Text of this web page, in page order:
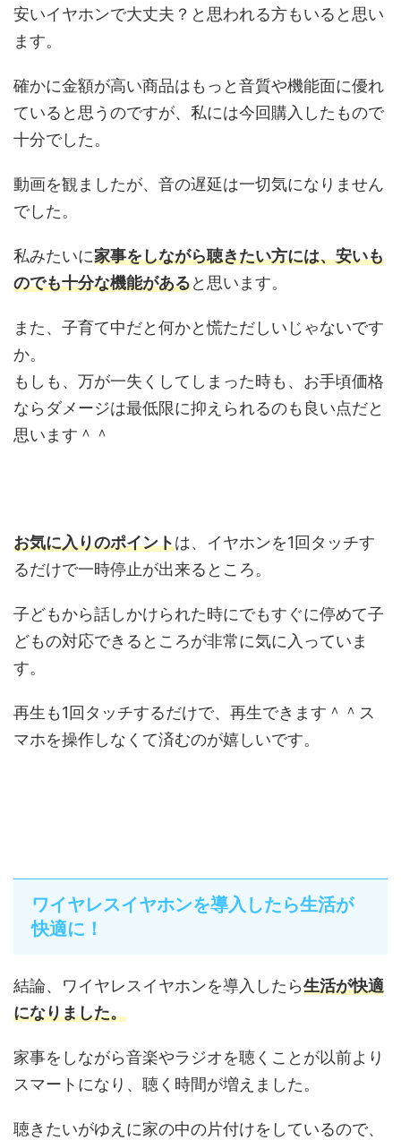
安いイヤホンで大丈夫？と思われる方もいると思い
ます。
確かに金額が高い商品はもっと音質や機能面に優れ
ていると思うのですが、私には今回購入したもので
十分でした。
動画を観ましたが、音の遅延は一切気になりません
でした。
私みたいに家事をしながら聴きたい方には、安いも
のでも十分な機能があると思います。
また、子育て中だと何かと慌ただしいじゃないです
か。
もしも、万が一失くしてしまった時も、お手頃価格
ならダメージは最低限に抑えられるのも良い点だと
思います＾＾
お気に入りのポイントは、イヤホンを1回タッチす
るだけで一時停止が出来るところ。
子どもから話しかけられた時にでもすぐに停めて子
どもの対応できるところが非常に気に入っていま
す。
再生も1回タッチするだけで、再生できます＾＾ス
マホを操作しなくて済むのが嬉しいです。
ワイヤレスイヤホンを導入したら生活が
快適に！
結論、ワイヤレスイヤホンを導入したら生活が快適
になりました。
家事をしながら音楽やラジオを聴くことが以前より
スマートになり、聴く時間が増えました。
聴きたいがゆえに家の中の片付けをしているので、